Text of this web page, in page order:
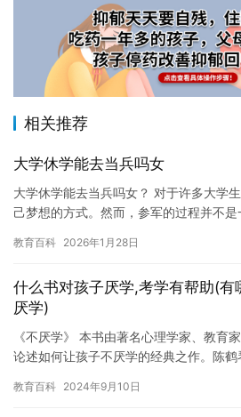
相关推荐
大学休学能去当兵吗女
大学休学能去当兵吗女？ 对于许多大学
己梦想的方式。然而，参军的过程并不
题。 …
教育百科 2026年1月28日
什么书对孩子厌学,考学有帮助(有
厌学)
《不厌学》 本书由著名心理学家、教育
论述如何让孩子不厌学的经典之作。陈
够…
教育百科 2024年9月10日